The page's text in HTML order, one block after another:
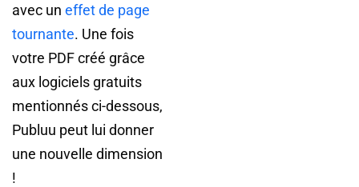
avec un effet de page
tournante. Une fois
votre PDF créé grâce
aux logiciels gratuits
mentionnés ci-dessous,
Publuu peut lui donner
une nouvelle dimension
!